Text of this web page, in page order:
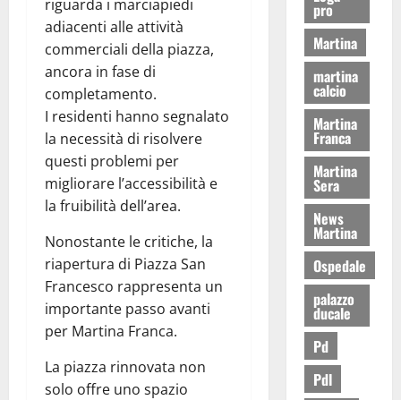
riguarda i marciapiedi
adiacenti alle attività
commerciali della piazza,
ancora in fase di
completamento.
I residenti hanno segnalato
la necessità di risolvere
questi problemi per
migliorare l’accessibilità e
la fruibilità dell’area.
Nonostante le critiche, la
riapertura di Piazza San
Francesco rappresenta un
importante passo avanti
per Martina Franca.
La piazza rinnovata non
solo offre uno spazio
pro
Martina
martina
calcio
Martina
Franca
Martina
Sera
News
Martina
Ospedale
palazzo
ducale
Pd
Pdl